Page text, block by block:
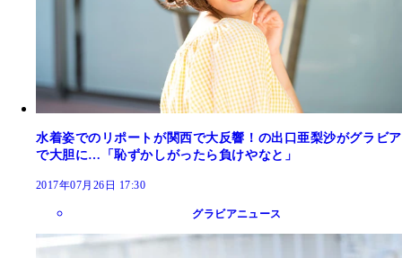
水着姿でのリポートが関西で大反響！の出口亜梨沙がグラビア
で大胆に…「恥ずかしがったら負けやなと」
2017年07月26日 17:30
グラビアニュース